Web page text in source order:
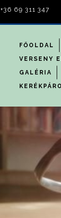
+36 69 311 347
FŐOLDAL
VERSENY
GALÉRIA